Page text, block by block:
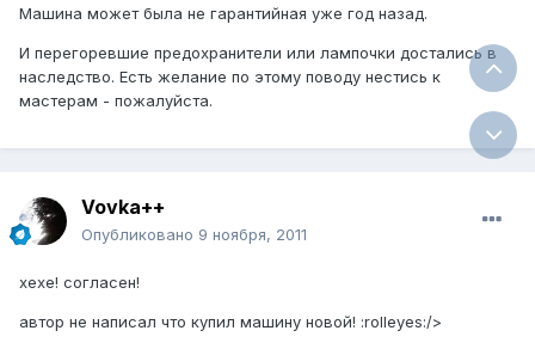
Машина может была не гарантийная уже год назад.
И перегоревшие предохранители или лампочки достались в
наследство. Есть желание по этому поводу нестись к
мастерам - пожалуйста.
Vovka++
Опубликовано 9 ноября, 2011
хехе! согласен!
автор не написал что купил машину новой! :rolleyes:/>